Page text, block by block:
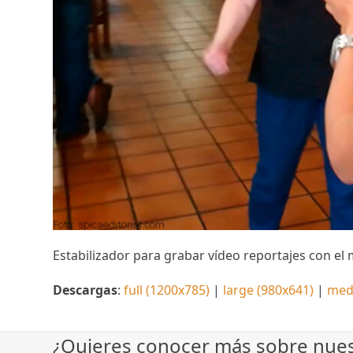
Estabilizador para grabar vídeo reportajes con el
Descargas:full (1200x785) | large (980x641) |
¿Quieres conocer más sobre